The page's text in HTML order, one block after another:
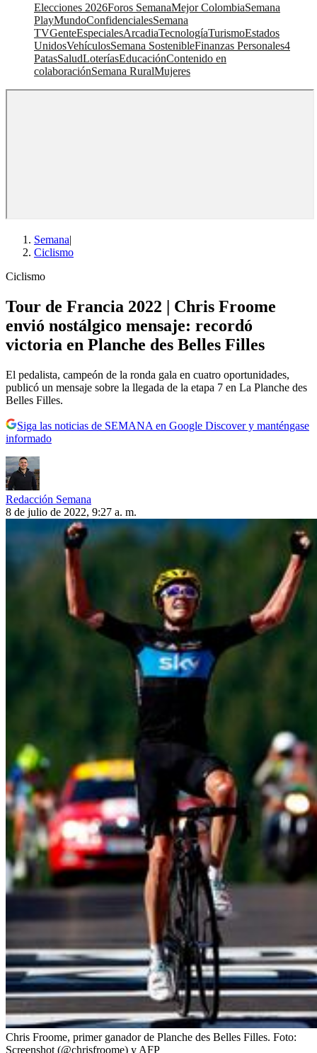
Elecciones 2026Foros SemanaMejor ColombiaSemana
PlayMundoConfidencialesSemana
TVGenteEspecialesArcadiaTecnologíaTurismoEstados
UnidosVehículosSemana SostenibleFinanzas Personales4
PatasSaludLoteríasEducaciónContenido en
colaboraciónSemana RuralMujeres
Semana|
Ciclismo
Ciclismo
Tour de Francia 2022 | Chris Froome
envió nostálgico mensaje: recordó
victoria en Planche des Belles Filles
El pedalista, campeón de la ronda gala en cuatro oportunidades,
publicó un mensaje sobre la llegada de la etapa 7 en La Planche des
Belles Filles.
Siga las noticias de SEMANA en Google Discover y manténgase
informado
Redacción Semana
8 de julio de 2022, 9:27 a. m.
Chris Froome, primer ganador de Planche des Belles Filles. Foto:
Screenshot (@chrisfroome) y AFP